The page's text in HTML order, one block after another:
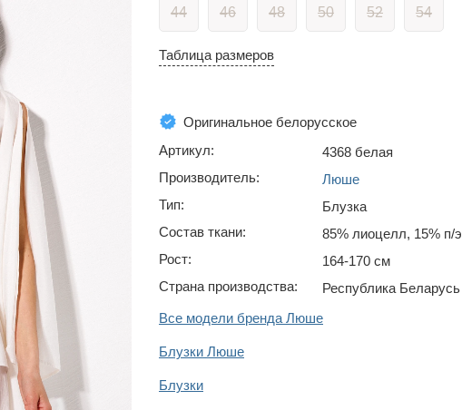
44 46 48 50 52 54
Таблица размеров
Оригинальное белорусское
Артикул:
4368 белая
Производитель:
Люше
Тип:
Блузка
Состав ткани:
85% лиоцелл, 15% п/э
Рост:
164-170 см
Страна производства:
Республика Беларусь
Все модели бренда Люше
Блузки Люше
Блузки